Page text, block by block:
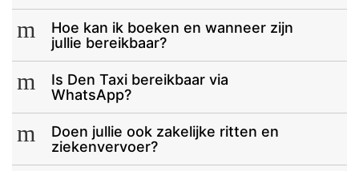
m
Hoe kan ik boeken en wanneer zijn
jullie bereikbaar?
m
Is Den Taxi bereikbaar via
WhatsApp?
m
Doen jullie ook zakelijke ritten en
ziekenvervoer?